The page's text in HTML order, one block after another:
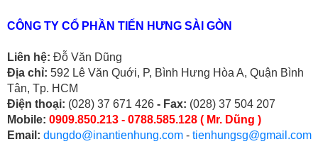
CÔNG TY CỔ PHẦN TIẾN HƯNG SÀI GÒN
Liên hệ: Đỗ Văn Dũng
Địa chỉ: 592 Lê Văn Quới, P, Bình Hưng Hòa A, Quận Bình
Tân, Tp. HCM
Điện thoại: (028) 37 671 426 - Fax: (028) 37 504 207
Mobile: 0909.850.213 - 0788.585.128 ( Mr. Dũng )
Email: dungdo@inantienhung.com - tienhungsg@gmail.com